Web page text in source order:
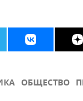
ОБЩЕСТВО